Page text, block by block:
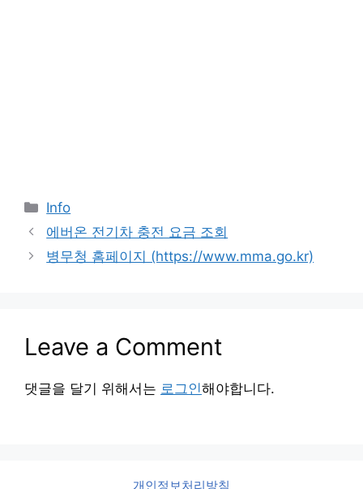
Categories
Info
에버온 전기차 충전 요금 조회
병무청 홈페이지 (https://www.mma.go.kr)
Leave a Comment
댓글을 달기 위해서는 로그인해야합니다.
개인정보처리방침